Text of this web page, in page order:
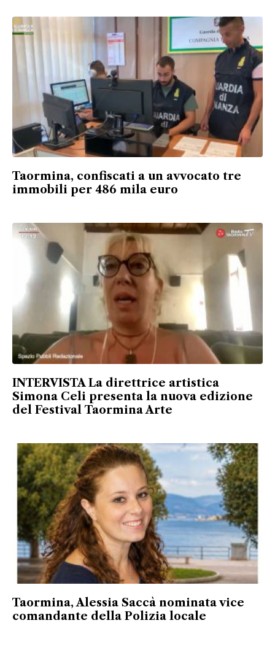
Taormina, confiscati a un avvocato tre
immobili per 486 mila euro
INTERVISTA La direttrice artistica
Simona Celi presenta la nuova edizione
del Festival Taormina Arte
Taormina, Alessia Saccà nominata vice
comandante della Polizia locale